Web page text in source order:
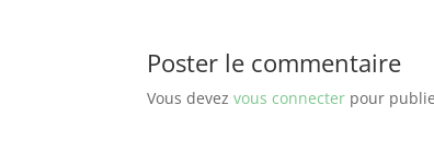
Poster le commentaire
Vous devezvous connecter pour